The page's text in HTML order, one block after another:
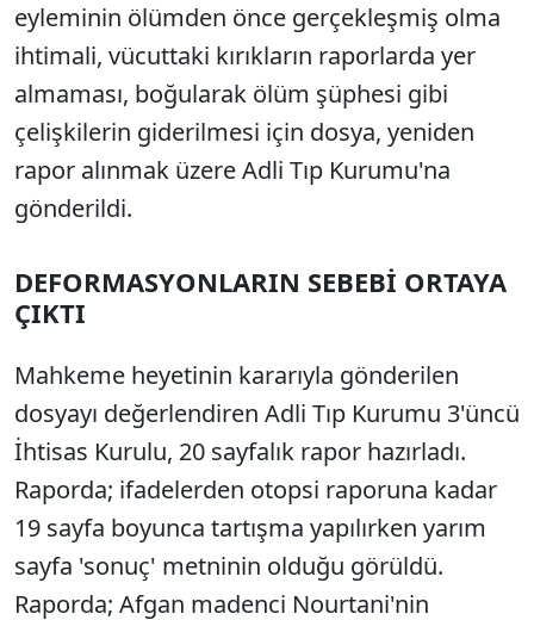
eyleminin ölümden önce gerçekleşmiş olma
ihtimali, vücuttaki kırıkların raporlarda yer
almaması, boğularak ölüm şüphesi gibi
çelişkilerin giderilmesi için dosya, yeniden
rapor alınmak üzere Adli Tıp Kurumu'na
gönderildi.
DEFORMASYONLARIN SEBEBİ ORTAYA
ÇIKTI
Mahkeme heyetinin kararıyla gönderilen
dosyayı değerlendiren Adli Tıp Kurumu 3'üncü
İhtisas Kurulu, 20 sayfalık rapor hazırladı.
Raporda; ifadelerden otopsi raporuna kadar
19 sayfa boyunca tartışma yapılırken yarım
sayfa 'sonuç' metninin olduğu görüldü.
Raporda; Afgan madenci Nourtani'nin